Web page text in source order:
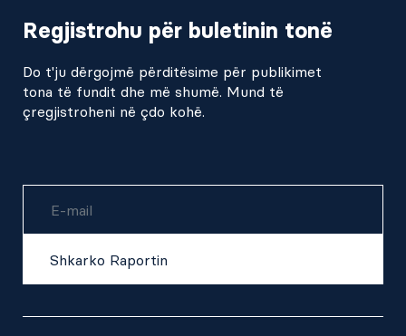
Regjistrohu për buletinin tonë
Do t'ju dërgojmë përditësime për publikimet
tona të fundit dhe më shumë. Mund të
çregjistroheni në çdo kohë.
Shkarko Raportin